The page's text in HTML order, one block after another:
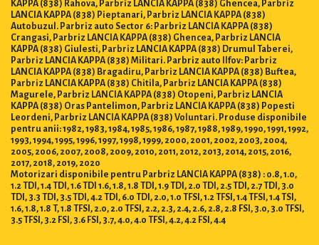
KAPPA (838) Rahova, Parbriz LANCIA KAPPA (838) Ghencea, Parbriz
LANCIA KAPPA (838) Pieptanari, Parbriz LANCIA KAPPA (838)
Autobuzul. Parbriz auto Sector 6: Parbriz LANCIA KAPPA (838)
Crangasi, Parbriz LANCIA KAPPA (838) Ghencea, Parbriz LANCIA
KAPPA (838) Giulesti, Parbriz LANCIA KAPPA (838) Drumul Taberei,
Parbriz LANCIA KAPPA (838) Militari. Parbriz auto Ilfov: Parbriz
LANCIA KAPPA (838) Bragadiru, Parbriz LANCIA KAPPA (838) Buftea,
Parbriz LANCIA KAPPA (838) Chitila, Parbriz LANCIA KAPPA (838)
Magurele, Parbriz LANCIA KAPPA (838) Otopeni, Parbriz LANCIA
KAPPA (838) Oras Pantelimon, Parbriz LANCIA KAPPA (838) Popesti
Leordeni, Parbriz LANCIA KAPPA (838) Voluntari. Produse disponibile
pentru anii: 1982, 1983, 1984, 1985, 1986, 1987, 1988, 1989, 1990, 1991, 1992,
1993, 1994, 1995, 1996, 1997, 1998, 1999, 2000, 2001, 2002, 2003, 2004,
2005, 2006, 2007, 2008, 2009, 2010, 2011, 2012, 2013, 2014, 2015, 2016,
2017, 2018, 2019, 2020
Motorizari disponibile pentru Parbriz LANCIA KAPPA (838) : 0.8, 1.0,
1.2 TDI, 1.4 TDI, 1.6 TDI 1.6, 1.8, 1.8 TDI, 1.9 TDI, 2.0 TDI, 2.5 TDI, 2.7 TDI, 3.0
TDI, 3.3 TDI, 3.5 TDI, 4.2 TDI, 6.0 TDI, 2.0, 1.0 TFSI, 1.2 TFSI, 1.4 TFSI, 1.4 TSI,
1.6, 1.8, 1.8 T, 1.8 TFSI, 2.0, 2.0 TFSI, 2.2, 2.3, 2.4, 2.6, 2.8, 2.8 FSI, 3.0, 3.0 TFSI,
3.5 TFSI, 3.2 FSI, 3.6 FSI, 3.7, 4.0, 4.0 TFSI, 4.2, 4.2 FSI, 4.4